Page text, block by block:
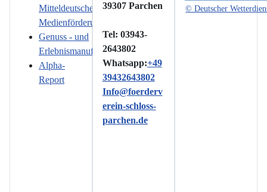
Mitteldeutsche
Medienförderung
Genuss - und
Erlebnismanufaktur
Alpha-
Report
39307 Parchen
Tel: 03943-
2643802
Whatsapp:+49
39432643802
Info@foerderv
erein-schloss-
parchen.de
© Deutscher